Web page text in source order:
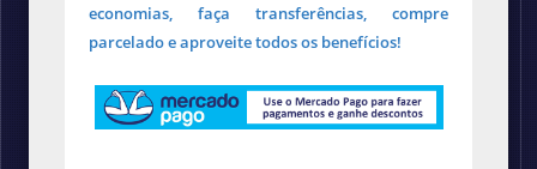
economias, faça transferências, compre
parcelado e aproveite todos os benefícios!